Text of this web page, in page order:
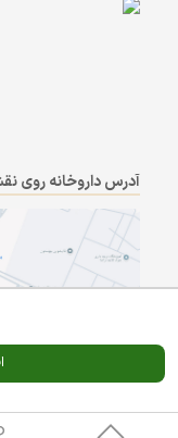
آدرس داروخانه روی